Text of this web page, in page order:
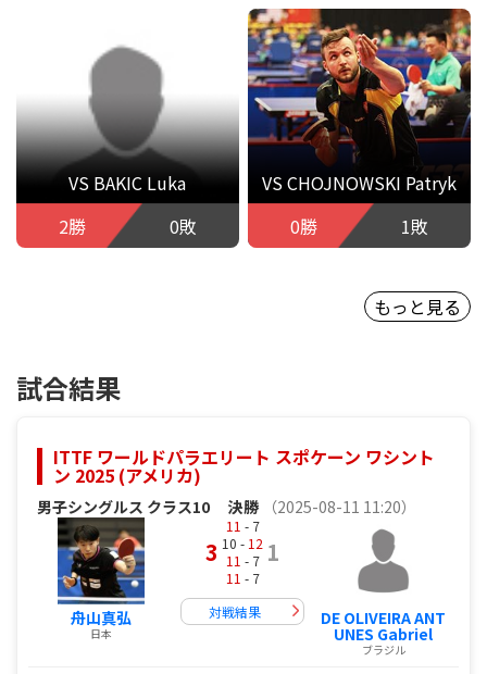
VS BAKIC Luka
2勝
0敗
VS CHOJNOWSKI Patryk
0勝
1敗
もっと見る
試合結果
ITTF ワールドパラエリート スポケーン ワシント
ン 2025 (アメリカ)
男子シングルス クラス10 決勝 （2025-08-11 11:20）
舟山真弘
日本
3
11 - 7
10 - 12
11 - 7
11 - 7
1
対戦結果 DE OLIVEIRA ANT
UNES Gabriel
ブラジル